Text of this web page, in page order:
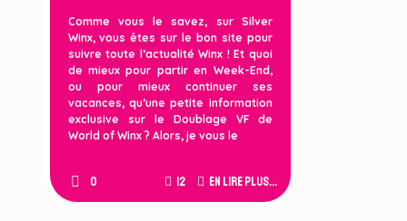
Comme vous le savez, sur Silver
Winx, vous êtes sur le bon site pour
suivre toute l’actualité Winx ! Et quoi
de mieux pour partir en Week-End,
ou pour mieux continuer ses
vacances, qu’une petite information
exclusive sur le Doublage VF de
World of Winx ? Alors, je vous le
0 12 En lire plus...